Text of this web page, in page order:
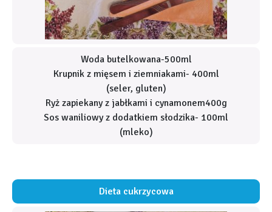
Woda butelkowana-500ml
Krupnik z mięsem i ziemniakami- 400ml
(seler, gluten)
Ryż zapiekany z jabłkami i cynamonem400g
Sos waniliowy z dodatkiem słodzika- 100ml
(mleko)
Dieta cukrzycowa